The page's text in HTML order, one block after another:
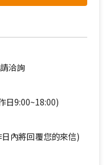
洽詢
日9:00~18:00)
內將回覆您的來信)